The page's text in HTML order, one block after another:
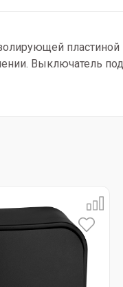
пластиной
Выключатель